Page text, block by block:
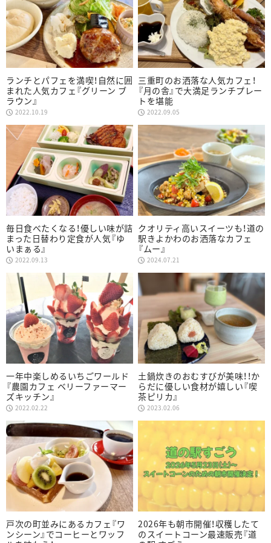
ランチとパフェを満喫！自然に囲
まれた人気カフェ『グリーン ブ
ラウン』
2022.10.19
三重町のお洒落な人気カフェ！
『月の舎』で大満足ランチプレー
トを堪能
2022.09.05
毎日食べたくなる！優しい味が詰
まった日替わり定食が人気『ゆ
いまぁる』
2022.09.13
クオリティ高いスイーツも！道の
駅きよかわのお洒落なカフェ
『ムー』
2024.07.21
一年中楽しめるいちごワールド
『農園カフェ ベリーファーマー
ズキッチン』
2022.02.22
土鍋炊きのおむすびが美味！！か
らだに優しい食材が嬉しい『喫
茶ピリカ』
2023.02.06
戸次の町並みにあるカフェ『ワ
ンシーン』でコーヒーとワッフ
2026年も朝市開催！収穫したて
のスイートコーン最速販売『道